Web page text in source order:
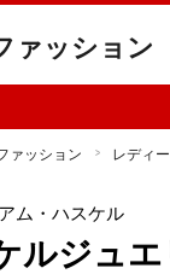
ァッション
ァッション レディ
ム・ハスケル
ルジュ